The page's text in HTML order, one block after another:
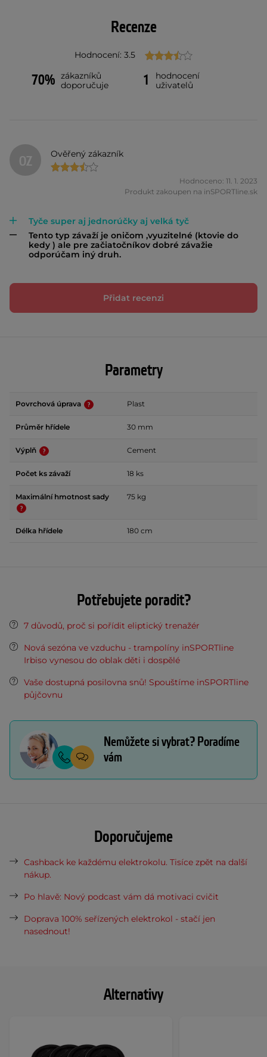
Alternativy
Recenze
Hodnocení: 3.5
70% zákazníků
doporučuje
1
hodnocení
uživatelů
OZ Ověřený zákazník
Hodnoceno: 11. 1. 2023
Produkt zakoupen na inSPORTline.sk
Tyče super aj jednorúčky aj velká tyč
Tento typ závaží je oničom ,vyuzitelné (ktovie do
kedy ) ale pre začiatočníkov dobré závažie
odporúčam iný druh.
Přidat recenzi
Parametry
Povrchová úprava Plast
Průměr hřídele 30 mm
Výplň Cement
Počet ks závaží 18 ks
Maximální hmotnost sady 75 kg
Délka hřídele 180 cm
Potřebujete poradit?
7 důvodů, proč si pořídit eliptický trenažér
Nová sezóna ve vzduchu - trampolíny inSPORTline
Irbiso vynesou do oblak děti i dospělé
Vaše dostupná posilovna snů! Spouštíme inSPORTline
půjčovnu
Nemůžete si vybrat? Poradíme
vám
Doporučujeme
Cashback ke každému elektrokolu. Tisíce zpět na další
nákup.
Po hlavě: Nový podcast vám dá motivaci cvičit
Doprava 100% seřízených elektrokol - stačí jen
nasednout!